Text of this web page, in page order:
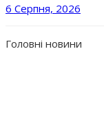
6 Серпня, 2026
Головні новини